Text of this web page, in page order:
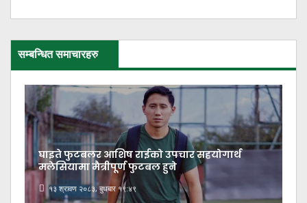
सम्बन्धित समाचारहरु
घाइते फुटबलर आशिष राईको उपचार सहयोगार्थ
मलेसियामा मैत्रीपूर्ण फुटबल हुने
१३ श्रावण २०८३, बुधबार १९:४९